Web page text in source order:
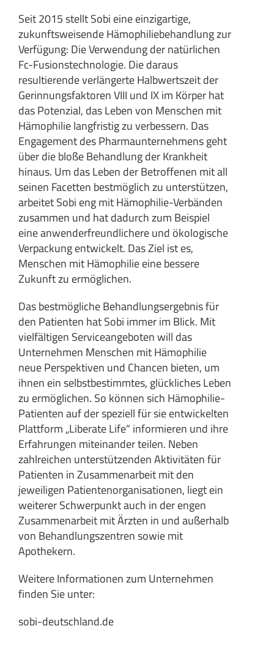
Seit 2015 stellt Sobi eine einzigartige,
zukunftsweisende Hämophiliebehandlung zur
Verfügung: Die Verwendung der natürlichen
Fc-Fusionstechnologie. Die daraus
resultierende verlängerte Halbwertszeit der
Gerinnungsfaktoren VIII und IX im Körper hat
das Potenzial, das Leben von Menschen mit
Hämophilie langfristig zu verbessern. Das
Engagement des Pharmaunternehmens geht
über die bloße Behandlung der Krankheit
hinaus. Um das Leben der Betroffenen mit all
seinen Facetten bestmöglich zu unterstützen,
arbeitet Sobi eng mit Hämophilie-Verbänden
zusammen und hat dadurch zum Beispiel
eine anwenderfreundlichere und ökologische
Verpackung entwickelt. Das Ziel ist es,
Menschen mit Hämophilie eine bessere
Zukunft zu ermöglichen.
Das bestmögliche Behandlungsergebnis für
den Patienten hat Sobi immer im Blick. Mit
vielfältigen Serviceangeboten will das
Unternehmen Menschen mit Hämophilie
neue Perspektiven und Chancen bieten, um
ihnen ein selbstbestimmtes, glückliches Leben
zu ermöglichen. So können sich Hämophilie-
Patienten auf der speziell für sie entwickelten
Plattform „Liberate Life“ informieren und ihre
Erfahrungen miteinander teilen. Neben
zahlreichen unterstützenden Aktivitäten für
Patienten in Zusammenarbeit mit den
jeweiligen Patientenorganisationen, liegt ein
weiterer Schwerpunkt auch in der engen
Zusammenarbeit mit Ärzten in und außerhalb
von Behandlungszentren sowie mit
Apothekern.
Weitere Informationen zum Unternehmen
finden Sie unter:
sobi-deutschland.de